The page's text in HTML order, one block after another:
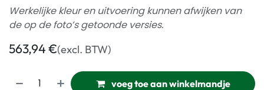
Werkelijke kleur en uitvoering kunnen afwijken van
de op de foto’s getoonde versies.
563,94€(excl. BTW)
voeg toe aan winkelmandje